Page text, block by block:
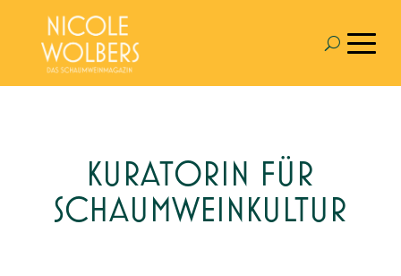
KURATORIN FÜR
SCHAUMWEINKULTUR